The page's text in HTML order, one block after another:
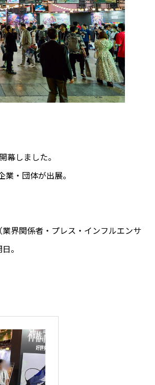
しました。
・団体が出展。
界関係者・プレス・インフルエンサ
。